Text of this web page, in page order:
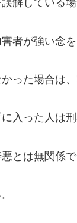
解している場
者が強い念を
った場合は、
入った人は刑
とは無関係で